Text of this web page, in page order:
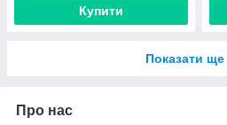
Купити
Показати ще
Про нас